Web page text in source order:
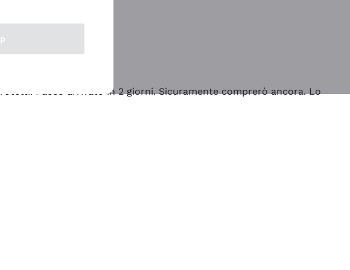
Pacco arrivato in 2 giorni. Sicuramente comprerò ancora. Lo